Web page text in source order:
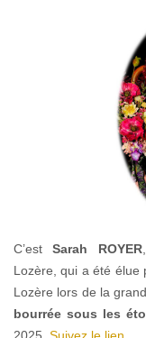
C’estSarah ROYER
Lozère, qui a été élue
Lozère lors de la
bourrée sous les